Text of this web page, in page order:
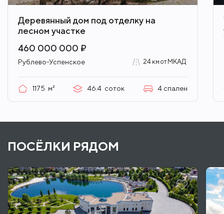
Деревянный дом под отделку на
лесном участке
460 000 000 ₽
Рублево-Успенское 24 км от МКАД
1175 м² 46.4 соток 4 спален
ПОСЁЛКИ РЯДОМ